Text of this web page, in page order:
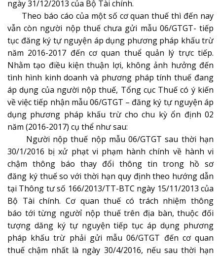
ngày 31/12/2013 của Bộ Tài chính.
Theo báo cáo của một số cơ quan thuế thì đến nay
vẫn còn người nộp thuế chưa gửi mẫu 06/GTGT- tiếp
tục đăng ký tự nguyện áp dụng phương pháp khấu trừ
năm 2016-2017 đến cơ quan thuể quản lý trực tiếp.
Nhằm tạo điều kiện thuận lợi, không ảnh hưởng đến
tình hình kinh doanh và phương pháp tính thuế đang
áp dụng của người nộp thuế, Tổng cục Thuế có ý kiến
về việc tiếp nhận mẫu 06/GTGT – đăng ký tự nguyện áp
dụng phương pháp khấu trừ cho chu kỳ ổn định 02
năm (2016-2017) cụ thể như sau:
Người nộp thuế nộp mẫu 06/GTGT sau thời hạn
30/1/2016 bị xử phạt vi phạm hành chính về hành vi
chậm thông báo thay đổi thông tin trong hồ sơ
đăng ký thuế so với thời hạn quy định theo hướng dẫn
tại Thông tư số 166/2013/TT-BTC ngày 15/11/2013 của
Bộ Tài chính. Cơ quan thuế có trách nhiệm thông
báo tới từng ngườỉ nộp thuế trên địa bàn, thuộc đối
tượng dăng ký tự nguyện tiếp tục áp dụng phương
pháp khấu trừ phải gửi mẫu 06/GTGT đến cơ quan
thuế chậm nhất là ngày 30/4/2016, nếu sau thời hạn